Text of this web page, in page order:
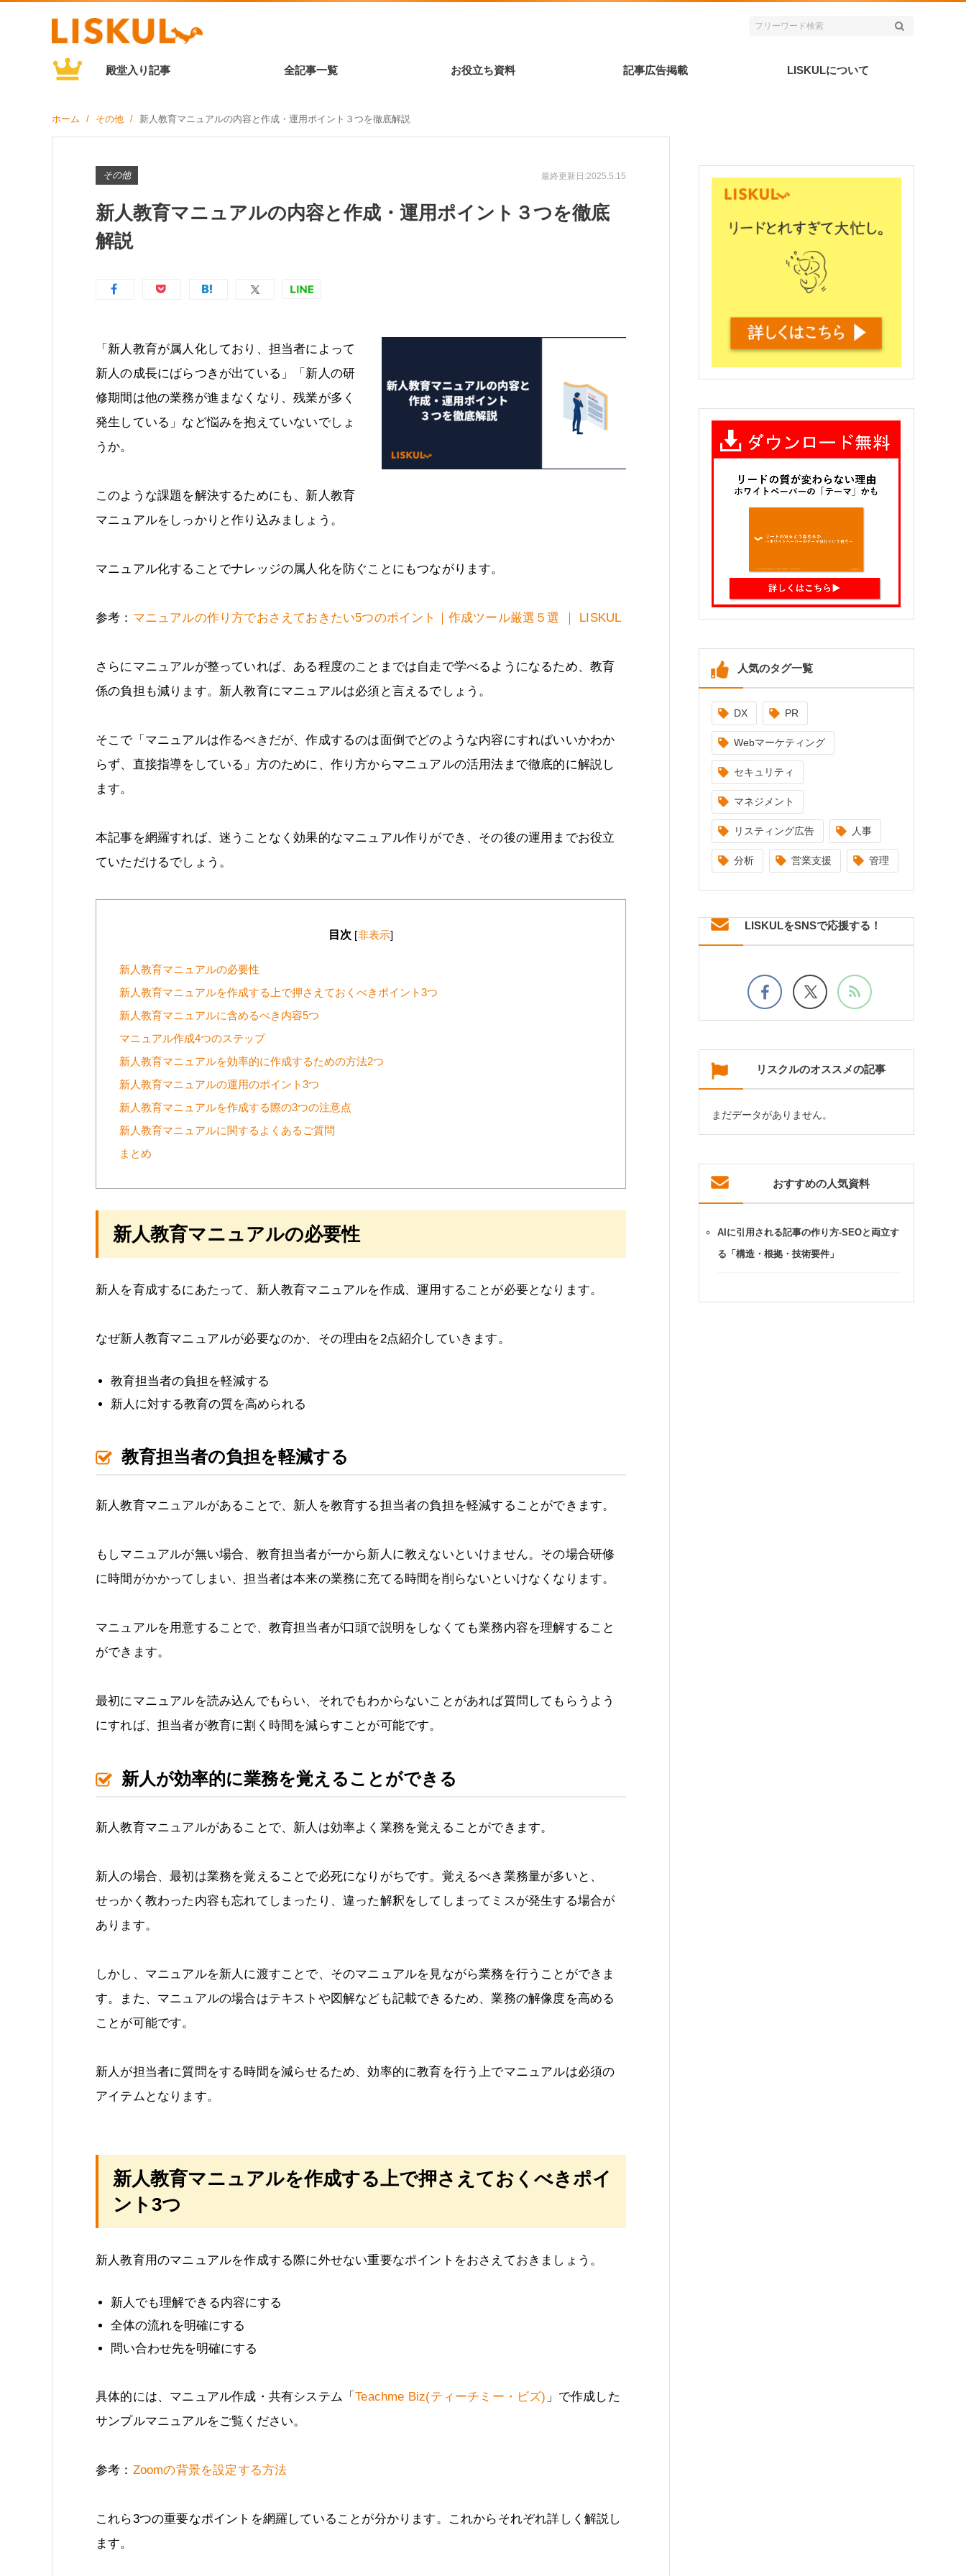
殿堂入り記事 全記事一覧 お役立ち資料 記事広告掲載 LISKULについて
ホーム その他 新人教育マニュアルの内容と作成・運用ポイント３つを徹底解説
その他 最終更新日:2025.5.15
新人教育マニュアルの内容と作成・運用ポイント３つを徹底
解説
「新人教育が属人化しており、担当者によって
新人の成長にばらつきが出ている」「新人の研
修期間は他の業務が進まなくなり、残業が多く
発生している」など悩みを抱えていないでしょ
うか。
このような課題を解決するためにも、新人教育
マニュアルをしっかりと作り込みましょう。
マニュアル化することでナレッジの属人化を防ぐことにもつながります。
参考： マニュアルの作り方でおさえておきたい5つのポイント｜作成ツール厳選５選 ｜ LISKUL
さらにマニュアルが整っていれば、ある程度のことまでは自走で学べるようになるため、教育
係の負担も減ります。新人教育にマニュアルは必須と言えるでしょう。
そこで「マニュアルは作るべきだが、作成するのは面倒でどのような内容にすればいいかわか
らず、直接指導をしている」方のために、作り方からマニュアルの活用法まで徹底的に解説し
ます。
本記事を網羅すれば、迷うことなく効果的なマニュアル作りができ、その後の運用までお役立
ていただけるでしょう。
目次 [非表示]
新人教育マニュアルの必要性
新人教育マニュアルを作成する上で押さえておくべきポイント3つ
新人教育マニュアルに含めるべき内容5つ
マニュアル作成4つのステップ
新人教育マニュアルを効率的に作成するための方法2つ
新人教育マニュアルの運用のポイント3つ
新人教育マニュアルを作成する際の3つの注意点
新人教育マニュアルに関するよくあるご質問
まとめ
新人教育マニュアルの必要性
新人を育成するにあたって、新人教育マニュアルを作成、運用することが必要となります。
なぜ新人教育マニュアルが必要なのか、その理由を2点紹介していきます。
教育担当者の負担を軽減する
新人に対する教育の質を高められる
教育担当者の負担を軽減する
新人教育マニュアルがあることで、新人を教育する担当者の負担を軽減することができます。
もしマニュアルが無い場合、教育担当者が一から新人に教えないといけません。その場合研修
に時間がかかってしまい、担当者は本来の業務に充てる時間を削らないといけなくなります。
マニュアルを用意することで、教育担当者が口頭で説明をしなくても業務内容を理解すること
ができます。
最初にマニュアルを読み込んでもらい、それでもわからないことがあれば質問してもらうよう
にすれば、担当者が教育に割く時間を減らすことが可能です。
新人が効率的に業務を覚えることができる
新人教育マニュアルがあることで、新人は効率よく業務を覚えることができます。
新人の場合、最初は業務を覚えることで必死になりがちです。覚えるべき業務量が多いと、
せっかく教わった内容も忘れてしまったり、違った解釈をしてしまってミスが発生する場合が
あります。
しかし、マニュアルを新人に渡すことで、そのマニュアルを見ながら業務を行うことができま
す。また、マニュアルの場合はテキストや図解なども記載できるため、業務の解像度を高める
ことが可能です。
新人が担当者に質問をする時間を減らせるため、効率的に教育を行う上でマニュアルは必須の
アイテムとなります。
新人教育マニュアルを作成する上で押さえておくべきポイ
ント3つ
新人教育用のマニュアルを作成する際に外せない重要なポイントをおさえておきましょう。
新人でも理解できる内容にする
全体の流れを明確にする
問い合わせ先を明確にする
具体的には、マニュアル作成・共有システム「Teachme Biz(ティーチミー・ビズ) 」で作成した
サンプルマニュアルをご覧ください。
参考： Zoomの背景を設定する方法
これら3つの重要なポイントを網羅していることが分かります。これからそれぞれ詳しく解説し
ます。
人気のタグ一覧
DX PR
Webマーケティング
セキュリティ
マネジメント
リスティング広告 人事
分析 営業支援 管理
LISKULをSNSで応援する！
リスクルのオススメの記事
まだデータがありません。
おすすめの人気資料
AIに引用される記事の作り方-SEOと両立す
る「構造・根拠・技術要件」